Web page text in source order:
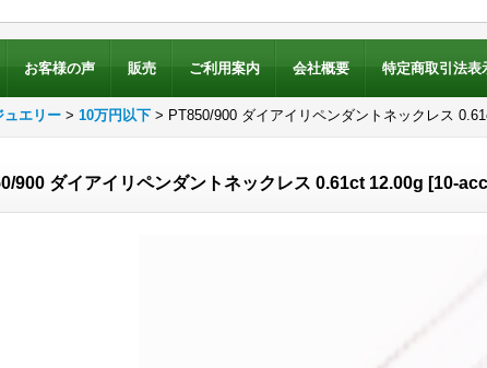
お客様の声 販売 ご利用案内 会社概要 特定商取引法表
ュエリー > 10万円以下 > PT850/900 ダイアイリペンダントネックレス
900 ダイアイリペンダントネックレス 0.61ct 12.00g [10-